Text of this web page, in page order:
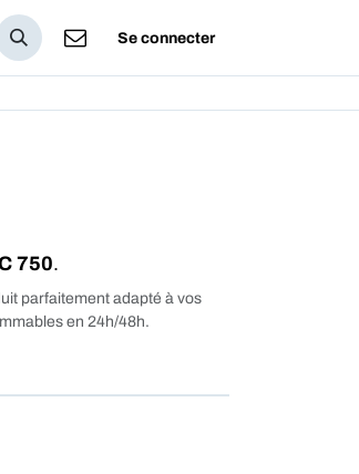
Se connecter
750.
parfaitement adapté à vos
en 24h/48h.